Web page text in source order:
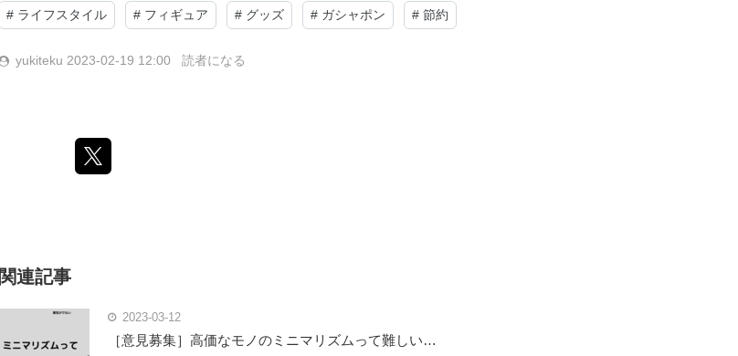
# ライフスタイル # フィギュア # グッズ # ガシャポン # 節約
yukiteku 2023-02-19 12:00 読者になる
関連記事
2023-03-12
［意見募集］高価なモノのミニマリズムって難しい…